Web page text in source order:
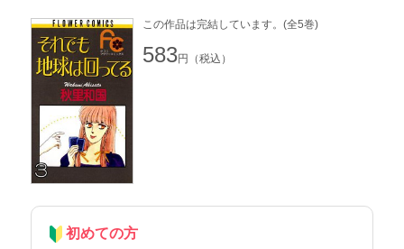
この作品は完結しています。(全5巻)
583円（税込）
初めての方